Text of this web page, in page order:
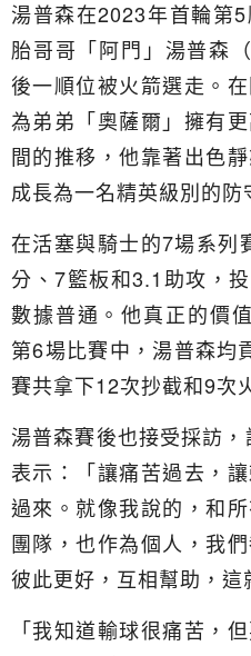
湯普森在2023年首輪第
胎哥哥「阿門」湯普森
後一順位被火箭選走。
為弟弟「奧薩爾」擁有
間的推移，他靠著出色
成長為一名精英級別的防
在活塞與騎士的7場系列
分、7籃板和3.1助攻，
數據普通。他真正的價
第6場比賽中，湯普森均
賽共拿下12次抄截和9次
湯普森賽後也接受採訪
表示：「讓痛苦過去，
過來。就像我說的，和
團隊，也作為個人，我
彼此更好，互相幫助，這
「我知道輸球很痛苦，